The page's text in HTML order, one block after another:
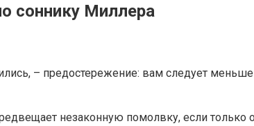
соннику Миллера
– предостережение: вам следует
незаконную помолвку, если